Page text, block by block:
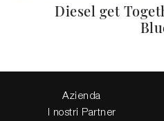
Diesel get
Azienda
I nostri Partner